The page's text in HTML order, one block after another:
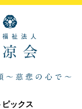
ピックス